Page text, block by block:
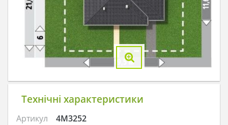
Технічні характеристики
Артикул
4M3252